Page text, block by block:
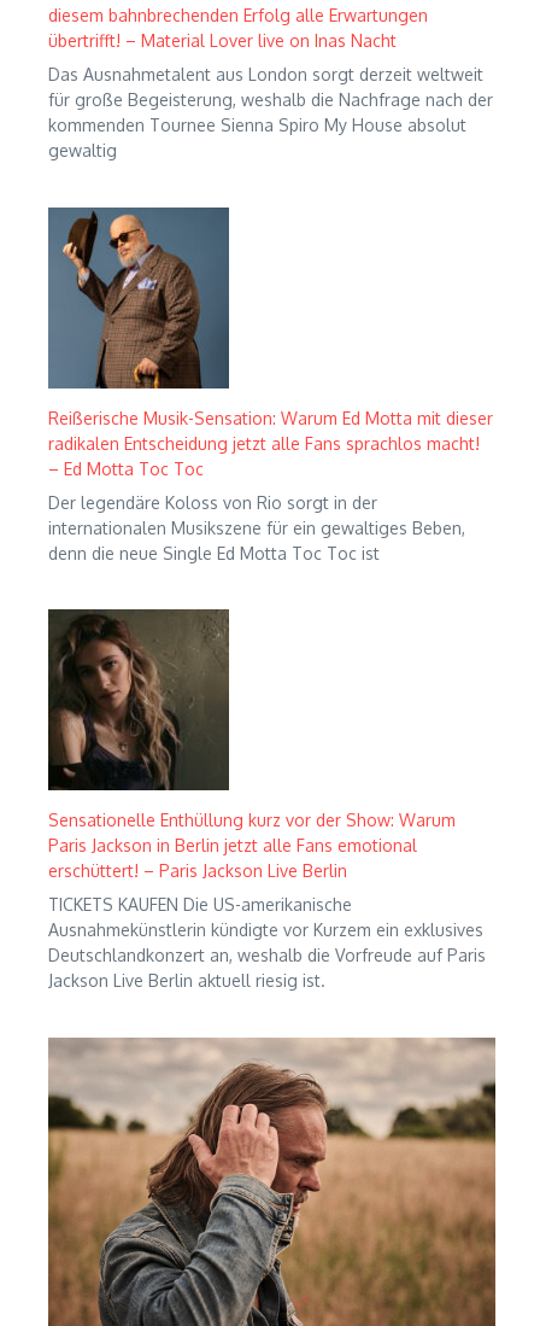
diesem bahnbrechenden Erfolg alle Erwartungen
übertrifft! – Material Lover live on Inas Nacht
Das Ausnahmetalent aus London sorgt derzeit weltweit
für große Begeisterung, weshalb die Nachfrage nach der
kommenden Tournee Sienna Spiro My House absolut
gewaltig
Reißerische Musik-Sensation: Warum Ed Motta mit dieser
radikalen Entscheidung jetzt alle Fans sprachlos macht!
– Ed Motta Toc Toc
Der legendäre Koloss von Rio sorgt in der
internationalen Musikszene für ein gewaltiges Beben,
denn die neue Single Ed Motta Toc Toc ist
Sensationelle Enthüllung kurz vor der Show: Warum
Paris Jackson in Berlin jetzt alle Fans emotional
erschüttert! – Paris Jackson Live Berlin
TICKETS KAUFEN Die US-amerikanische
Ausnahmekünstlerin kündigte vor Kurzem ein exklusives
Deutschlandkonzert an, weshalb die Vorfreude auf Paris
Jackson Live Berlin aktuell riesig ist.